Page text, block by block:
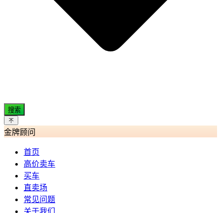
搜索
金牌顾问
首页
高价卖车
买车
直卖场
常见问题